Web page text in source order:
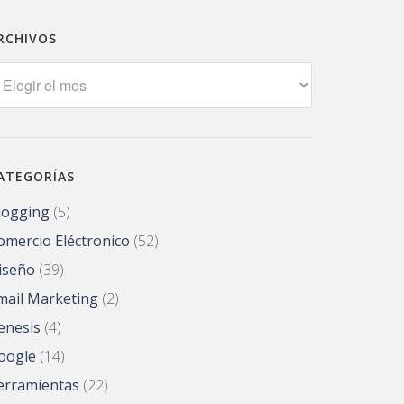
(5)
Eléctronico (52)
(39)
Marketing (2)
(4)
(14)
(22)